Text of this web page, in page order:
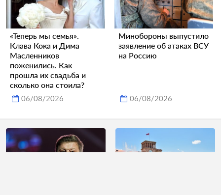
«Теперь мы семья».
Клава Кока и Дима
Масленников
поженились. Как
прошла их свадьба и
сколько она стоила?
06/08/2026
Минобороны выпустило
заявление об атаках ВСУ
на Россию
06/08/2026